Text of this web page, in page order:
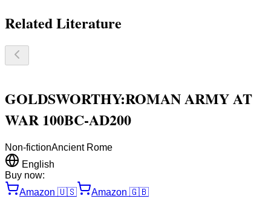
Related Literature
GOLDSWORTHY:ROMAN ARMY AT
WAR 100BC-AD200
Non-fictionAncient Rome
English
Buy now:
Amazon 🇺🇸 Amazon 🇬🇧